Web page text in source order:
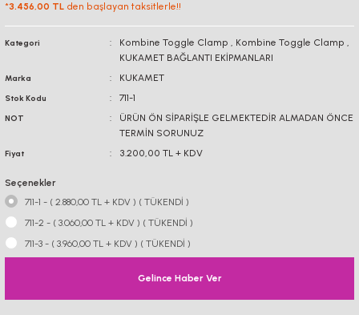
*3.456,00 TL den başlayan taksitlerle!!
Kategori Kombine Toggle Clamp , Kombine Toggle Clamp ,
KUKAMET BAĞLANTI EKİPMANLARI
Marka KUKAMET
Stok Kodu 711-1
NOT
ÜRÜN ÖN SİPARİŞLE GELMEKTEDİR ALMADAN ÖNCE
TERMİN SORUNUZ
Fiyat 3.200,00 TL + KDV
Seçenekler
711-1 - ( 2.880,00 TL + KDV ) ( TÜKENDİ )
711-2 - ( 3.060,00 TL + KDV ) ( TÜKENDİ )
711-3 - ( 3.960,00 TL + KDV ) ( TÜKENDİ )
Gelince Haber Ver